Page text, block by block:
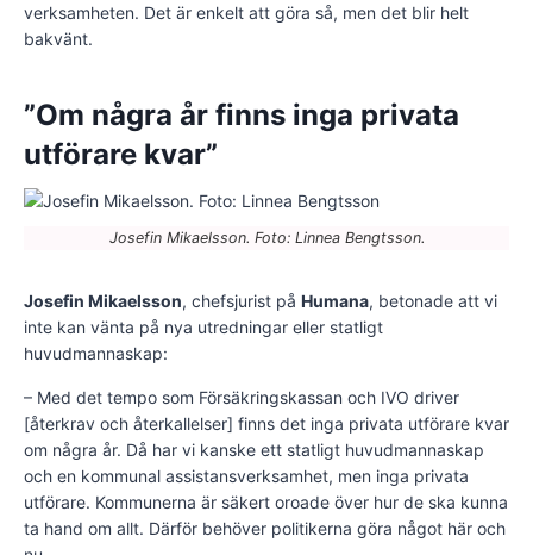
verksamheten. Det är enkelt att göra så, men det blir helt
bakvänt.
”Om några år finns inga privata
utförare kvar”
Josefin Mikaelsson. Foto: Linnea Bengtsson.
Josefin Mikaelsson, chefsjurist på Humana, betonade att vi
inte kan vänta på nya utredningar eller statligt
huvudmannaskap:
– Med det tempo som Försäkringskassan och IVO driver
[återkrav och återkallelser] finns det inga privata utförare kvar
om några år. Då har vi kanske ett statligt huvudmannaskap
och en kommunal assistansverksamhet, men inga privata
utförare. Kommunerna är säkert oroade över hur de ska kunna
ta hand om allt. Därför behöver politikerna göra något här och